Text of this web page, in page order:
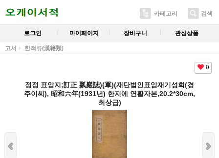
카테고리 검색
로그인 마이페이지 장바구니 관심상품
고서 한적류(漢籍類)
0
정정 표암지;訂正 瓢巖誌)(單)(재단법인표암재기성회(경
주이씨), 昭和六年(1931년) 한지에 연활자본,20.2*30cm,
최상급)